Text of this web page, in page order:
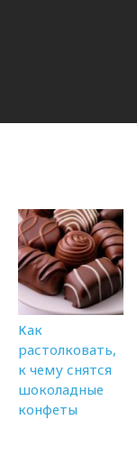
Как
растолковать,
к чему снятся
шоколадные
конфеты